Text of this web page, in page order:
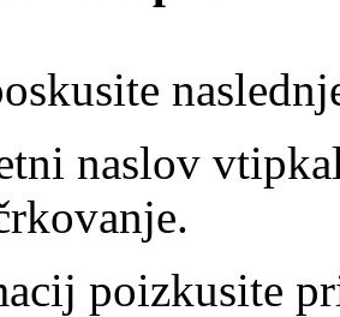
naslov
poizkusite